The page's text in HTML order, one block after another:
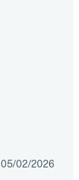
05/02/2026